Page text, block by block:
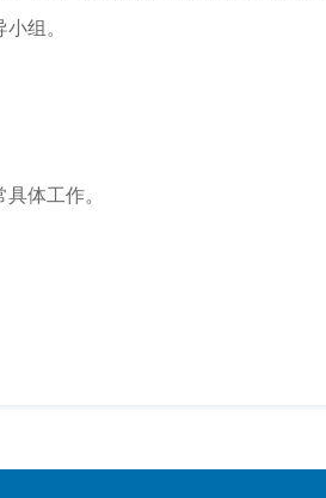
组。
负责日常具体工作。